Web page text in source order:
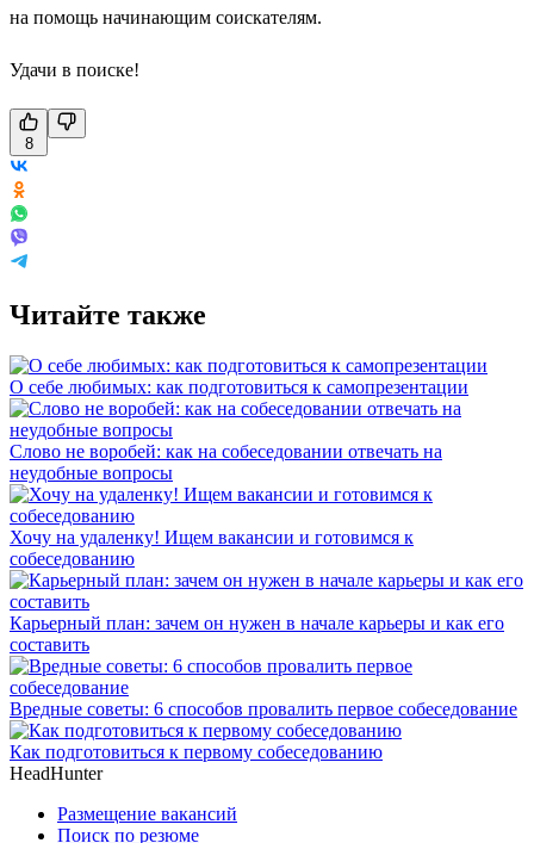
на помощь начинающим соискателям.
Удачи в поиске!
8
Читайте также
О себе любимых: как подготовиться к самопрезентации
Слово не воробей: как на собеседовании отвечать на
неудобные вопросы
Хочу на удаленку! Ищем вакансии и готовимся к
собеседованию
Карьерный план: зачем он нужен в начале карьеры и как его
составить
Вредные советы: 6 способов провалить первое собеседование
Как подготовиться к первому собеседованию
HeadHunter
Размещение вакансий
Поиск по резюме